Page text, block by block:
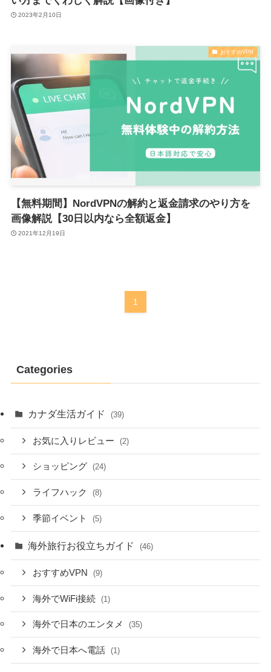
2023年2月10日
おすすめVPN
【無料期間】NordVPNの解約と返金請求のやり方を
画像解説【30日以内なら全額返金】
2021年12月19日
1
Categories
カナダ生活ガイド (39)
お気に入りレビュー (2)
ショッピング (24)
ライフハック (8)
季節イベント (5)
海外旅行お役立ちガイド (46)
おすすめVPN (9)
海外でWiFi接続 (1)
海外で日本のエンタメ (35)
海外で日本へ電話 (1)